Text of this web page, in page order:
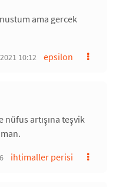
ama gercek
epsilon
10:12
artışına teşvik
ihtimaller perisi